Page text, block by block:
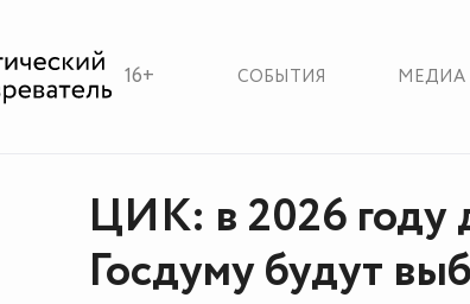
16+ СОБЫТИЯ МЕДИА
ЦИК: в 2026 году
Госдуму будут